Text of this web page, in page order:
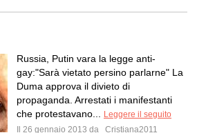
Russia, Putin vara la legge anti-
gay:"Sarà vietato persino parlarne" La
Duma approva il divieto di
propaganda. Arrestati i manifestanti
che protestavano...
Leggere il seguito
Il 26 gennaio 2013 da
Cristiana2011